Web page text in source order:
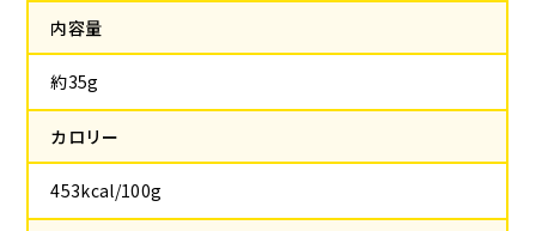
内容量
約35g
カロリー
453kcal/100g